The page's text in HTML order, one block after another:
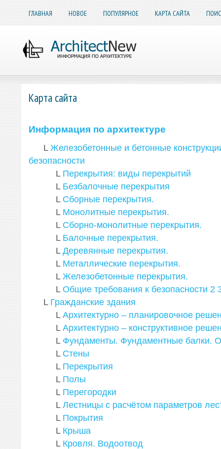
ГЛАВНАЯ НОВОЕ ПОПУЛЯРНОЕ КАРТА САЙТА
Карта сайта
Информация по архитектуре
L Железобетонные и бетонные
безопасности
L Перекрытия: виды перекрытий
L Безбалочные перекрытия
L Сборные перекрытия.
L Монолитные перекрытия.
L Сборно-монолитные перекрытия.
L Балочные перекрытия.
L Деревянные перекрытия.
L Металлические перекрытия.
L Железобетонные перекрытия.
L Общие требования к безопасности 2
L Гражданские здания
L Архитектурно – планировочное
L Архитектурно – конструктивное
L Фундаменты. Фундаментные балки.
L Стены
L Перекрытия
L Полы
L Перегородки
L Лестницы с расчётом параметров
L Покрытия
L Крыша
L Кровля. Водоотвод